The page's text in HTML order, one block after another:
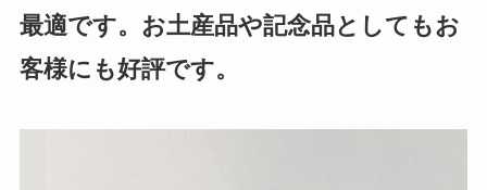
最適です。お土産品や記念品としてもお
客様にも好評です。